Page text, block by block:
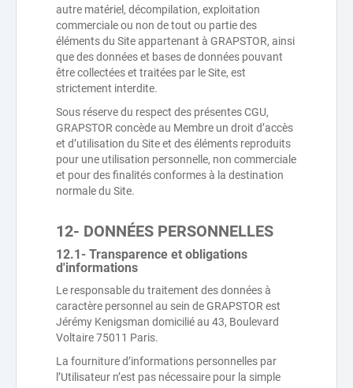
autre matériel, décompilation, exploitation
commerciale ou non de tout ou partie des
éléments du Site appartenant à GRAPSTOR, ainsi
que des données et bases de données pouvant
être collectées et traitées par le Site, est
strictement interdite.
Sous réserve du respect des présentes CGU,
GRAPSTOR concède au Membre un droit d’accès
et d’utilisation du Site et des éléments reproduits
pour une utilisation personnelle, non commerciale
et pour des finalités conformes à la destination
normale du Site.
12- DONNÉES PERSONNELLES
12.1- Transparence et obligations
d'informations
Le responsable du traitement des données à
caractère personnel au sein de GRAPSTOR est
Jérémy Kenigsman domicilié au 43, Boulevard
Voltaire 75011 Paris.
La fourniture d’informations personnelles par
l’Utilisateur n’est pas nécessaire pour la simple